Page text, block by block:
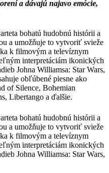
a dávajú najavo emócie,
bohatú hudobnú histórii a
a umožňuje to vytvoriť svieže
k filmovým a televíznym
interpretáciám ikonických
Johna Williamsa: Star Wars,
obľúbené piesne ako
of Silence, Bohemian
Libertango a ďalšie.
bohatú hudobnú histórii a
a umožňuje to vytvoriť svieže
k filmovým a televíznym
interpretáciám ikonických
Johna Williamsa: Star Wars,